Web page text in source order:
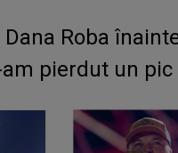
Roba
pierdut un pic